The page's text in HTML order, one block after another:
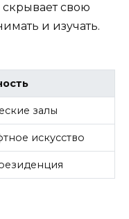
свою
и изучать.
залы
искусство